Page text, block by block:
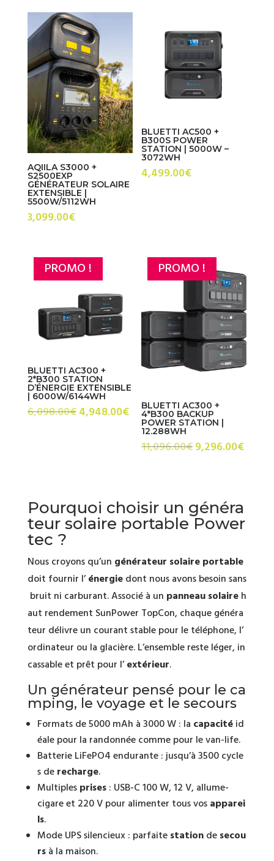
3,699.00€.
AQIILA S3000 +
S2500EXP
GÉNÉRATEUR SOLAIRE
EXTENSIBLE |
5500W/5112WH
3,099.00€
BLUETTI AC500 +
B300S POWER
STATION | 5000W –
3072WH
4,499.00€
PROMO !
BLUETTI AC300 +
2*B300 STATION
D’ÉNERGIE EXTENSIBLE
| 6000W/6144WH
6,098.00€Le
4,948.00€Le
prix
actuel
PROMO !
BLUETTI AC300 +
4*B300 BACKUP
POWER STATION |
12.288WH
11,096.00€Le
11,096.00€.
9,296.00€Le
Pourquoi choisir un généra
teur solaire portable Power
tec ?
Nous croyons qu’un générateur solaire portable
doit fournir l’énergiedont nous avons besoin sans
bruit ni carburant. Associé à un panneau solaireh
aut rendement SunPower TopCon, chaque généra
teur délivre un courant stable pour le téléphone, l’
ordinateur ou la glacière. L’ensemble reste léger, in
cassable et prêt pour l’extérieur.
Un générateur pensé pour le ca
mping, le voyage et le secours
Formats de 5000 mAh à 3000 W : la capacitéid
éale pour la randonnée comme pour le van-life.
Batterie LiFePO4 endurante : jusqu’à 3500 cycle
s derecharge.
Multiplesprises: USB-C 100 W, 12 V, allume-
cigare et 220 V pour alimenter tous vosapparei
ls.
Mode UPS silencieux : parfaitestationdesecou
rsà la maison.